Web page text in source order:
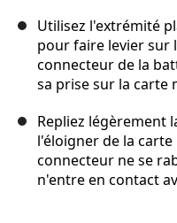
Utilisez l'extrémité
pour faire levier sur
connecteur de la
sa prise sur la carte
Repliez légèrement
l'éloigner de la
connecteur ne se
n'entre en contact